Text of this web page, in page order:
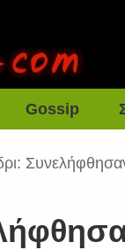
Gossip
Συνελήφθησαν